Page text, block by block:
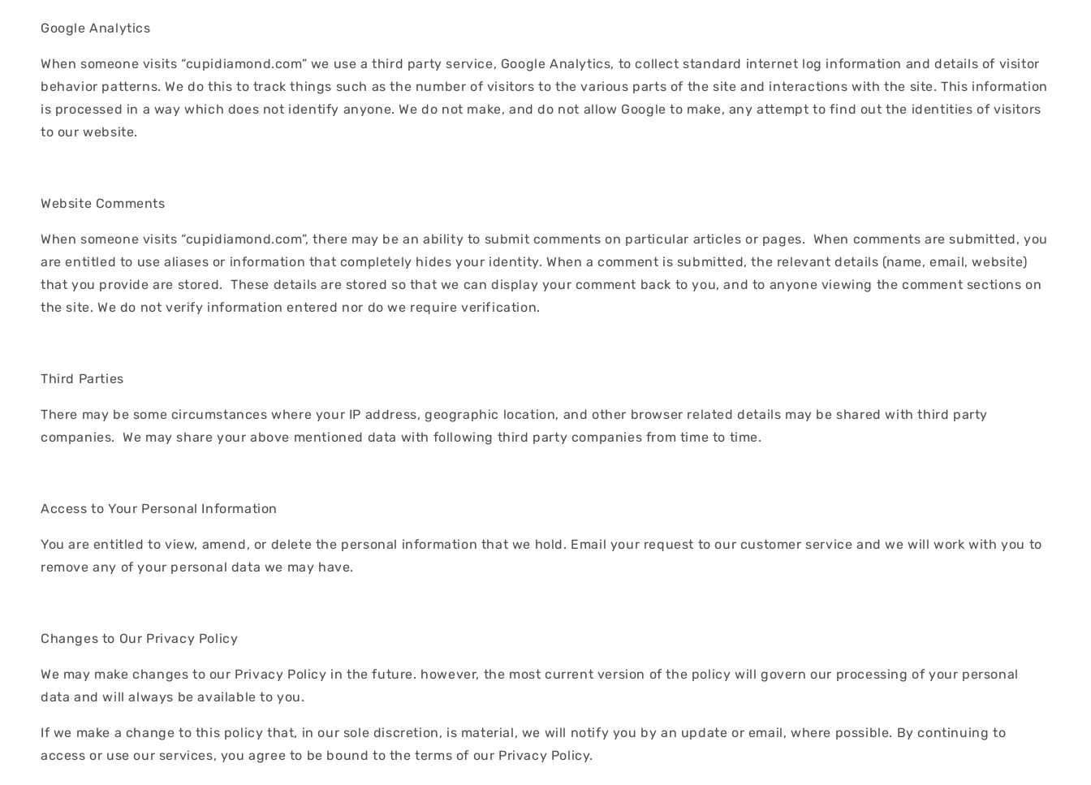
Google Analytics
When someone visits “cupidiamond.com” we use a third party service, Google Analytics, to collect standard internet log information and details of visitor
behavior patterns. We do this to track things such as the number of visitors to the various parts of the site and interactions with the site. This information
is processed in a way which does not identify anyone. We do not make, and do not allow Google to make, any attempt to find out the identities of visitors
to our website.
Website Comments
When someone visits “cupidiamond.com”, there may be an ability to submit comments on particular articles or pages. When comments are submitted, you
are entitled to use aliases or information that completely hides your identity. When a comment is submitted, the relevant details (name, email, website)
that you provide are stored. These details are stored so that we can display your comment back to you, and to anyone viewing the comment sections on
the site. We do not verify information entered nor do we require verification.
Third Parties
There may be some circumstances where your IP address, geographic location, and other browser related details may be shared with third party
companies. We may share your above mentioned data with following third party companies from time to time.
Access to Your Personal Information
You are entitled to view, amend, or delete the personal information that we hold. Email your request to our customer service and we will work with you to
remove any of your personal data we may have.
Changes to Our Privacy Policy
We may make changes to our Privacy Policy in the future. however, the most current version of the policy will govern our processing of your personal
data and will always be available to you.
If we make a change to this policy that, in our sole discretion, is material, we will notify you by an update or email, where possible. By continuing to
access or use our services, you agree to be bound to the terms of our Privacy Policy.